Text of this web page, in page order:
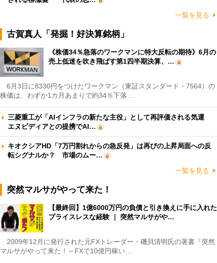
一覧を見る
古賀真人「発掘！好決算銘柄」
《株価34％急落のワークマンに特大反転の期待》6月の
売上低迷を吹き飛ばす第1四半期決算、…
6月3日に8330円をつけたワークマン（東証スタンダード・7564）の
株価は、わずか1カ月あまりで約34％下落…
三菱重工が「AIインフラの新たな主役」として再評価される気運
エヌビディアとの提携でAI…
キオクシアHD「7万円割れからの急反発」は再びの上昇局面への反
転シグナルか？ 市場のムー…
一覧を見る
突然マルサがやって来た！
【最終回】1億6000万円の負債と引き換えに手に入れた
プライスレスな経験 ｜ 突然マルサがや…
2009年12月に発行された元FXトレーダー・磯貝清明氏の著書『突然
マルサがやって来た！～FXで10億円稼い…